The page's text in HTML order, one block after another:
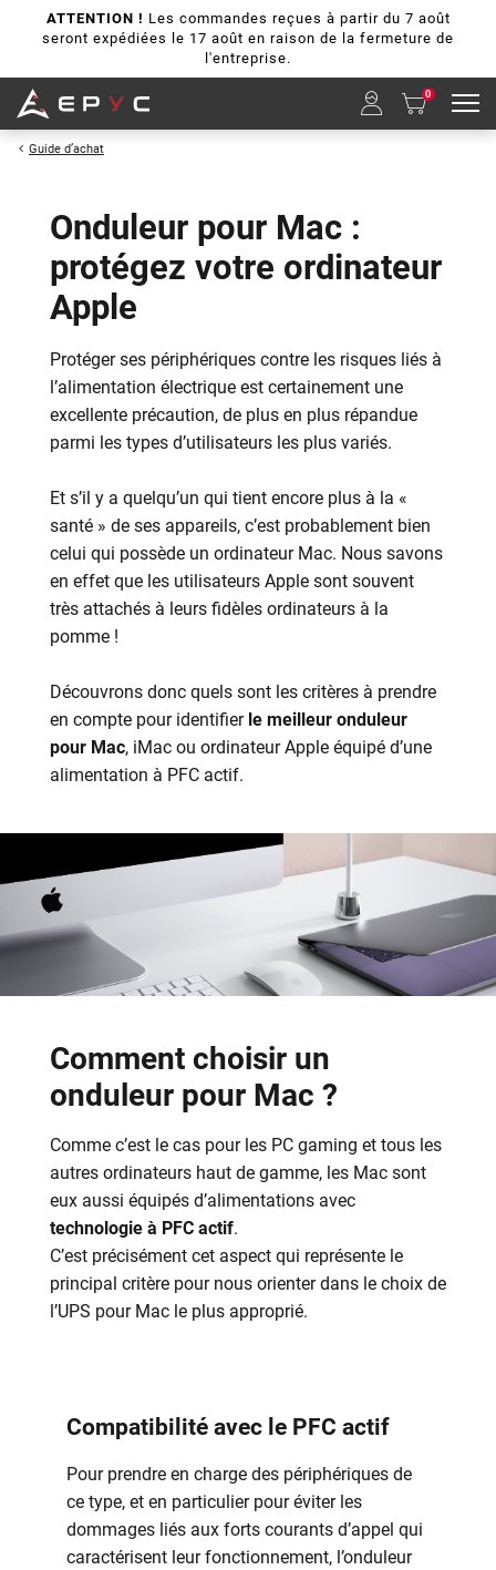
ATTENTION ! Les commandes reçues à partir du 7 août
seront expédiées le 17 août en raison de la fermeture de
l'entreprise.
0
Guide d’achat
Onduleur pour Mac :
protégez votre ordinateur
Apple
Protéger ses périphériques contre les risques liés à
l’alimentation électrique est certainement une
excellente précaution, de plus en plus répandue
parmi les types d’utilisateurs les plus variés.
Et s’il y a quelqu’un qui tient encore plus à la «
santé » de ses appareils, c’est probablement bien
celui qui possède un ordinateur Mac. Nous savons
en effet que les utilisateurs Apple sont souvent
très attachés à leurs fidèles ordinateurs à la
pomme !
Découvrons donc quels sont les critères à prendre
en compte pour identifier le meilleur onduleur
pour Mac, iMac ou ordinateur Apple équipé d’une
alimentation à PFC actif.
Comment choisir un
onduleur pour Mac ?
Comme c’est le cas pour les PC gaming et tous les
autres ordinateurs haut de gamme, les Mac sont
eux aussi équipés d’alimentations avec
technologie à PFC actif.
C’est précisément cet aspect qui représente le
principal critère pour nous orienter dans le choix de
l’UPS pour Mac le plus approprié.
Compatibilité avec le PFC actif
Pour prendre en charge des périphériques de
ce type, et en particulier pour éviter les
dommages liés aux forts courants d’appel qui
caractérisent leur fonctionnement, l’onduleur